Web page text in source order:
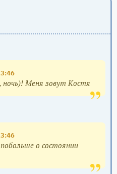
ночь)! Меня зовут Костя
о состоянии